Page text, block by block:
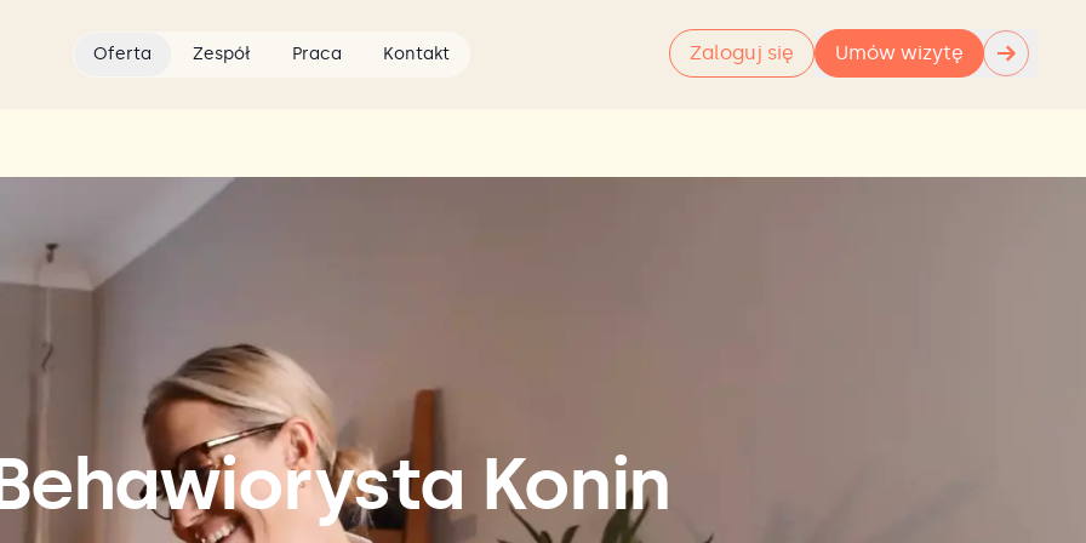
Oferta Zespół Praca Kontakt Zaloguj się Umów wizytę →
Konin